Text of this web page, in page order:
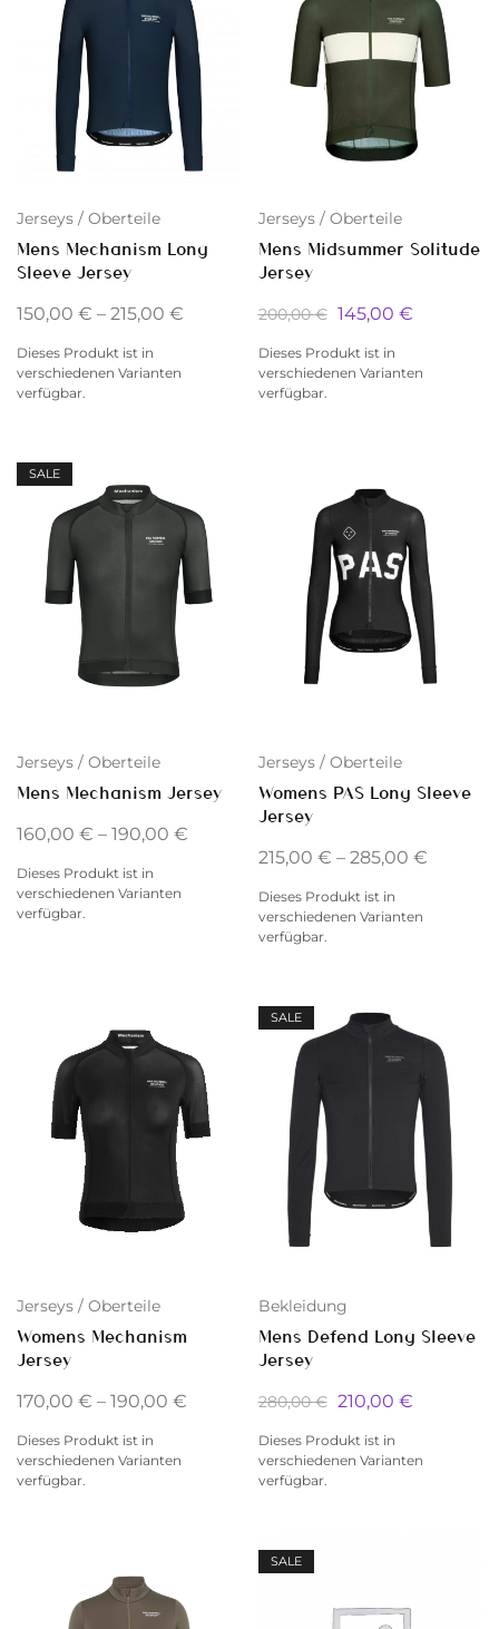
Jerseys / Oberteile
Mens Mechanism Long
Sleeve Jersey
150,00 € – 215,00 €
Dieses Produkt ist in
verschiedenen Varianten
verfügbar.
Jerseys / Oberteile
Mens Midsummer Solitude
Jersey
200,00€ 145,00 €
Dieses Produkt ist in
verschiedenen Varianten
verfügbar.
SALE
Jerseys / Oberteile
Mens Mechanism Jersey
160,00 € – 190,00 €
Dieses Produkt ist in
verschiedenen Varianten
verfügbar.
Jerseys / Oberteile
Womens PAS Long Sleeve
Jersey
215,00 € – 285,00 €
Dieses Produkt ist in
verschiedenen Varianten
verfügbar.
Jerseys / Oberteile
Womens Mechanism
Jersey
170,00 € – 190,00 €
Dieses Produkt ist in
verschiedenen Varianten
verfügbar.
SALE
Bekleidung
Mens Defend Long Sleeve
Jersey
280,00€ 210,00 €
Dieses Produkt ist in
verschiedenen Varianten
verfügbar.
SALE